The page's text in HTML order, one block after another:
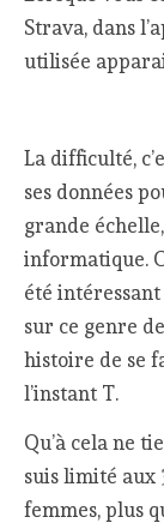
Strava, dans
utilisée
La difficulté,
ses données
grande
informatique.
été
sur ce genre
histoire de se
l’instant T.
Qu’à cela ne
suis limité aux
femmes, plus